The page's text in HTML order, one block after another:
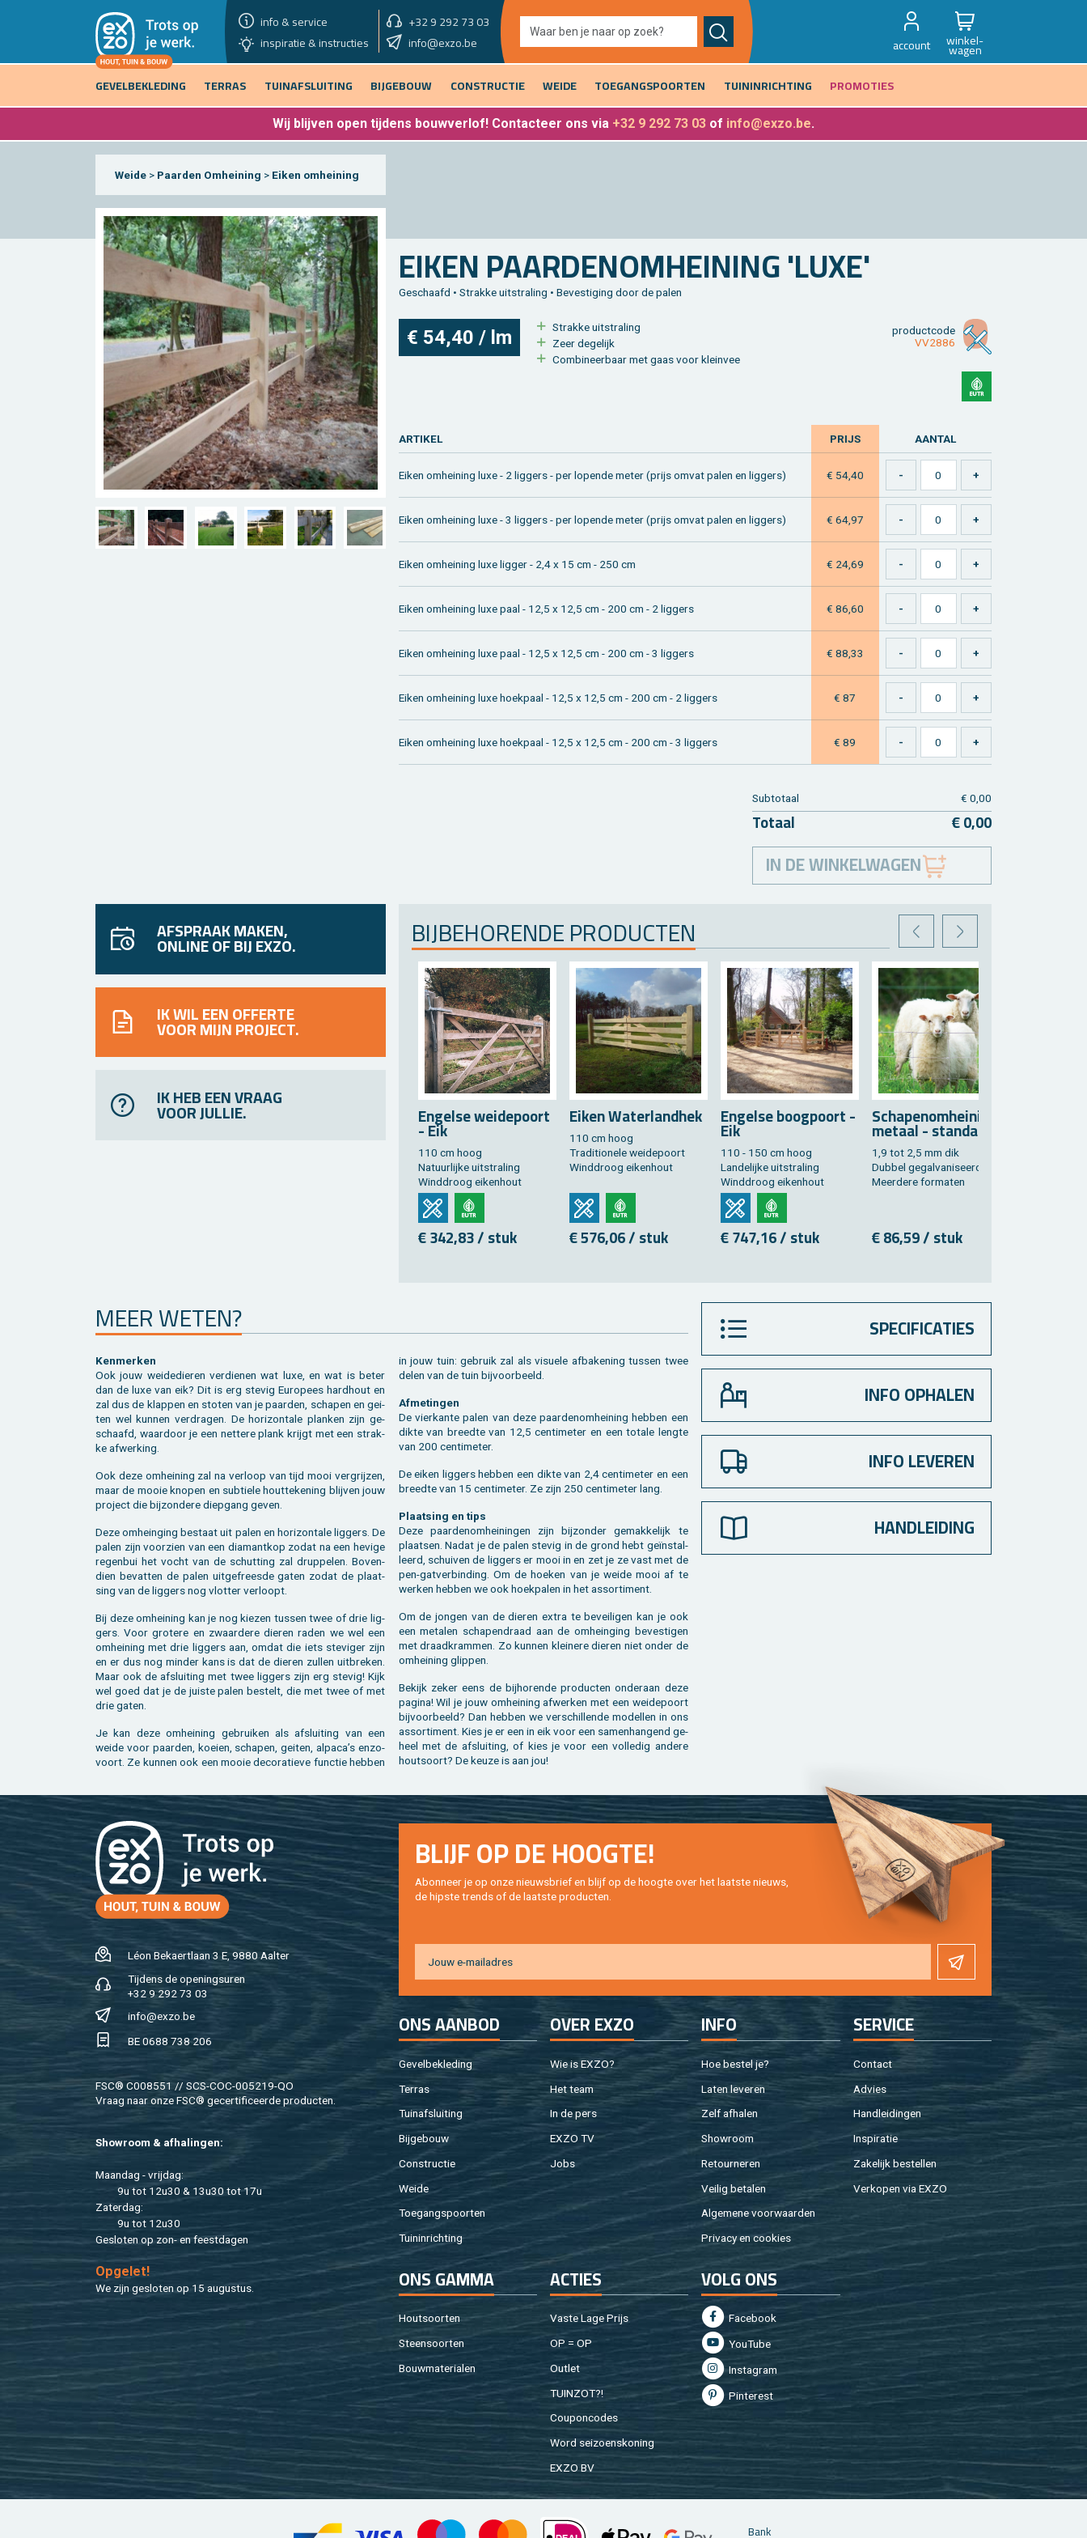
info & service +32 9 292 73 03
showroom vandaag
inspiratie & instructies
info@exzo.be 9u - 12u30 & 13u30 - 17u account winkel-
wagen
GEVELBEKLEDING
TERRAS TUINAFSLUITING BIJGEBOUW CONSTRUCTIE WEIDE TOEGANGSPOORTEN TUININRICHTING PROMOTIES
Wij blijven open tijdens bouwverlof! Contacteer ons via +32 9 292 73 03 of info@exzo.be.
Weide > Paarden Omheining > Eiken omheining
EIKEN PAAR­DE­NOM­HEI­NING 'LUXE'
Ge­schaafd • Strak­ke uit­stra­ling • Be­ves­ti­ging door de palen
€ 54,40 / lm
Strak­ke uit­stra­ling
Zeer de­ge­lijk
Com­bi­neer­baar met gaas voor klein­vee
product­code
VV2886
AR­TI­KEL PRIJS AAN­TAL
Eiken om­hei­ning luxe - 2 lig­gers - per lo­pen­de meter (prijs omvat palen en lig­gers) € 54,40
Eiken om­hei­ning luxe - 3 lig­gers - per lo­pen­de meter (prijs omvat palen en lig­gers) € 64,97
Eiken om­hei­ning luxe lig­ger - 2,4 x 15 cm - 250 cm € 24,69
Eiken om­hei­ning luxe paal - 12,5 x 12,5 cm - 200 cm - 2 lig­gers € 86,60
Eiken om­hei­ning luxe paal - 12,5 x 12,5 cm - 200 cm - 3 lig­gers € 88,33
Eiken om­hei­ning luxe hoek­paal - 12,5 x 12,5 cm - 200 cm - 2 lig­gers € 87
Eiken om­hei­ning luxe hoek­paal - 12,5 x 12,5 cm - 200 cm - 3 lig­gers € 89
Sub­to­taal € 0,00
To­taal € 0,00
IN DE WINKELWAGEN
AFSPRAAK MAKEN,
ONLINE OF BIJ EXZO.
IK WIL EEN OFFERTE
VOOR MIJN PROJECT.
IK HEB EEN VRAAG
VOOR JULLIE.
BIJ­BE­HO­REN­DE PRO­DUC­TEN VORIGEVOLGENDE
En­gel­se wei­de­poort
- Eik
110 cm hoog
Na­tuur­lij­ke uit­stra­ling
Wind­droog ei­ken­hout
€ 342,83 / stuk
Eiken Wa­ter­land­hek
110 cm hoog
Tra­di­ti­o­ne­le wei­de­poort
Wind­droog ei­ken­hout
€ 576,06 / stuk
En­gel­se boog­poort -
Eik
110 - 150 cm hoog
Lan­de­lij­ke uit­stra­ling
Wind­droog ei­ken­hout
€ 747,16 / stuk
Scha­pe­nom­hei­ning
me­taal - stan­daard
1,9 tot 2,5 mm dik
Dub­bel ge­gal­va­ni­seerd
Meer­de­re for­ma­ten
€ 86,59 / stuk
MEER WETEN?
Ken­mer­ken
Ook jouw wei­de­die­ren ver­die­nen wat luxe, en wat is beter
dan de luxe van eik? Dit is erg ste­vig Eu­ro­pees hard­hout en
zal dus de klap­pen en sto­ten van je paar­den, scha­pen en gei­
ten wel kun­nen ver­dra­gen. De ho­ri­zon­ta­le plan­ken zijn ge­
schaafd, waar­door je een net­te­re plank krijgt met een strak­
ke af­wer­king.
Ook deze om­hei­ning zal na ver­loop van tijd mooi ver­grij­zen,
maar de mooie kno­pen en sub­tie­le hout­te­ke­ning blij­ven jouw
pro­ject die bij­zon­de­re diep­gang geven.
Deze om­hein­ging be­staat uit palen en ho­ri­zon­ta­le lig­gers. De
palen zijn voor­zien van een dia­mant­kop zodat na een he­vi­ge
re­gen­bui het vocht van de schut­ting zal drup­pe­len. Bo­ven­
dien be­vat­ten de palen uit­ge­frees­de gaten zodat de plaat­
sing van de lig­gers nog vlot­ter ver­loopt.
Bij deze om­hei­ning kan je nog kie­zen tus­sen twee of drie lig­
gers. Voor gro­te­re en zwaar­de­re die­ren raden we wel een
om­hei­ning met drie lig­gers aan, omdat die iets ste­vi­ger zijn
en er dus nog min­der kans is dat de die­ren zul­len uit­bre­ken.
Maar ook de af­slui­ting met twee lig­gers zijn erg ste­vig! Kijk
wel goed dat je de juis­te palen be­stelt, die met twee of met
drie gaten.
Je kan deze om­hei­ning ge­brui­ken als af­slui­ting van een
weide voor paar­den, koei­en, scha­pen, gei­ten, al­pa­ca’s en­zo­
voort. Ze kun­nen ook een mooie de­co­ra­tie­ve func­tie heb­ben
in jouw tuin: ge­bruik zal als vi­su­e­le af­ba­ke­ning tus­sen twee
delen van de tuin bij­voor­beeld.
Af­me­tin­gen
De vier­kan­te palen van deze paar­de­nom­hei­ning heb­ben een
dikte van breed­te van 12,5 cen­ti­me­ter en een to­ta­le leng­te
van 200 cen­ti­me­ter.
De eiken lig­gers heb­ben een dikte van 2,4 cen­ti­me­ter en een
breed­te van 15 cen­ti­me­ter. Ze zijn 250 cen­ti­me­ter lang.
Plaat­sing en tips
Deze paar­de­nom­hei­nin­gen zijn bij­zon­der ge­mak­ke­lijk te
plaat­sen. Nadat je de palen ste­vig in de grond hebt geïnstal­
leerd, schui­ven de lig­gers er mooi in en zet je ze vast met de
pen-gat­ver­bin­ding. Om de hoe­ken van je weide mooi af te
wer­ken heb­ben we ook hoek­pa­len in het as­sor­ti­ment.
Om de jon­gen van de die­ren extra te be­vei­li­gen kan je ook
een me­ta­len scha­pen­draad aan de om­hein­ging be­ves­ti­gen
met draad­kram­men. Zo kun­nen klei­ne­re die­ren niet onder de
om­hei­ning glip­pen.
Be­kijk zeker eens de bij­ho­ren­de pro­duc­ten on­der­aan deze
pa­gi­na! Wil je jouw om­hei­ning af­wer­ken met een wei­de­poort
bij­voor­beeld? Dan heb­ben we ver­schil­len­de mo­del­len in ons
as­sor­ti­ment. Kies je er een in eik voor een sa­men­han­gend ge­
heel met de af­slui­ting, of kies je voor een vol­le­dig an­de­re
hout­soort? De keuze is aan jou!
SPECIFICATIES
INFO OPHALEN
INFO LEVEREN
HANDLEIDING
Léon Be­kaert­laan 3 E, 9880 Aal­ter
Tij­dens de ope­nings­uren
+32 9 292 73 03
info@​exzo.​be
BE 0688 738 206
FSC® C008551 // SCS-COC-005219-QO
Vraag naar onze FSC® ge­cer­ti­fi­ceer­de pro­duc­ten.
Show­room & af­ha­lin­gen:
Maan­dag - vrij­dag:
9u tot 12u30 & 13u30 tot 17u
Za­ter­dag:
9u tot 12u30
Ge­slo­ten op zon- en feest­da­gen
Op­ge­let!
We zijn ge­slo­ten op 15 au­gus­tus.
BLIJF OP DE HOOG­TE!
Abon­neer je op onze nieuws­brief en blijf op de hoog­te over het laat­ste nieuws,
de hip­s­te trends of de laat­ste pro­duc­ten.
ONS AAN­BOD
Ge­vel­be­kle­ding
Ter­ras
Tuin­af­slui­ting
Bij­ge­bouw
Con­struc­tie
Weide
Toe­gangs­poor­ten
Tuin­in­rich­ting
OVER EXZO
Wie is EXZO?
Het team
In de pers
EXZO TV
Jobs
INFO
Hoe be­stel je?
Laten le­ve­ren
Zelf af­ha­len
Show­room
Re­tour­ne­ren
Vei­lig be­ta­len
Al­ge­me­ne voor­waar­den
Pri­va­cy en coo­kies
SER­VI­CE
Con­tact
Ad­vies
Hand­lei­din­gen
In­spi­ra­tie
Za­ke­lijk be­stel­len
Ver­ko­pen via EXZO
ONS GAMMA
Hout­soor­ten
Steen­soor­ten
Bouw­ma­te­ri­a­len
AC­TIES
Vaste Lage Prijs
OP = OP
Out­let
TUIN­ZOT?!
Cou­pon­co­des
Word sei­zoens­ko­ning
EXZO BV
VOLG ONS
Fa­cebook
You­Tu­be
In­st­agram
Pin­te­rest
Bank